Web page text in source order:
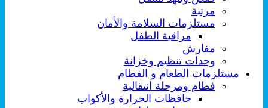
مرتبة
مستلزمات السلامة والأمان
مراقبة الطفل
مفارش
وحدات تنظيم وخزانة
مستلزمات الطعام و الفطام
فطام ومرحلة انتقالية
حافظات الحرارة والأكواب